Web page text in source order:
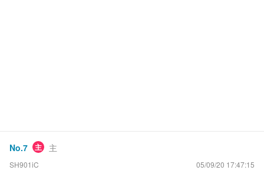
No.7 主 主
SH901iC 05/09/20 17:47:15